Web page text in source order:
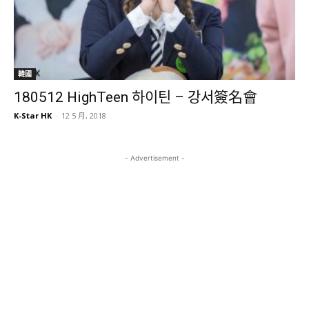
韓國
180512 HighTeen 하이틴 – 강서簽名會
K-Star HK - 12 5 月, 2018
- Advertisement -